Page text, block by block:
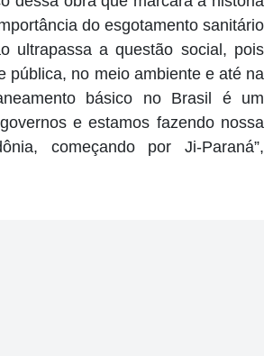
do esgotamento sanitário
ultrapassa a questão social, pois
pública, no meio ambiente e até na
básico no Brasil é um
e estamos fazendo nossa
começando por Ji-Paraná”,